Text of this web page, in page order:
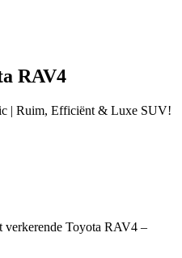
RAV4
| Ruim, Efficiënt & Luxe SUV!
verkerende Toyota RAV4 –